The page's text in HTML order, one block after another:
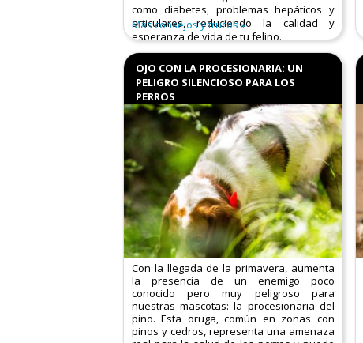
como diabetes, problemas hepáticos y
articulares, reduciendo la calidad y
esperanza de vida de tu felino.​
Causas principales:
Más consejos y trucos
OJO CON LA PROCESIONARIA: UN
PELIGRO SILENCIOSO PARA LOS
PERROS
Con la llegada de la primavera, aumenta
la presencia de un enemigo poco
conocido pero muy peligroso para
nuestras mascotas: la procesionaria del
pino. Esta oruga, común en zonas con
pinos y cedros, representa una amenaza